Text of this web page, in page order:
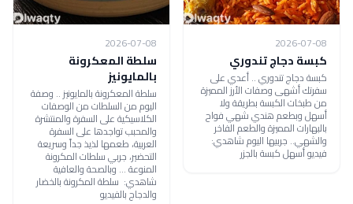
2026-07-08
كبسة دجاج تندوري
كبسة دجاج تندوري .. أعدي على
سفرتك أشهى وصفات الأرز المميزة
من طبخات الكبسة بطريقة ولا
أسهل وبطعم هندي شهي فواح
بالبهارات المميزة والطعم الفاخر
والشهي.. جربيها اليوم شاهدي:
فيديو أسهل كبسة بالجزر
2026-07-08
سلطة المعكرونة
بالمايونيز
سلطة المعكرونة بالمايونيز .. وصفة
اليوم من السلطات من الوصفات
الكلاسيكية على السفرة والمنتشرة
والمحبب تواجدها على السفرة
العربية، طعمها لذيذ جداً وسريعة
التحضير، جربي سلطات المكرونة
المنوعة ... وبالصحة والعافية
شاهدي: سلطة المكرونة بالخضار
والدجاج بالفيديو